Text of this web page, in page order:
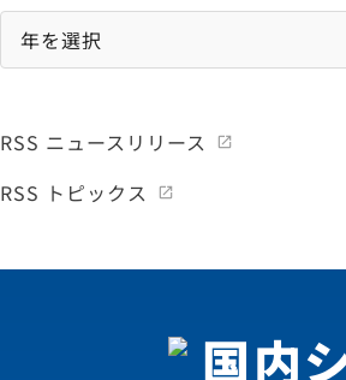
RSS ニュースリリース
RSS トピックス